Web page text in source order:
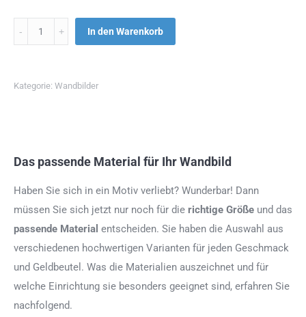
Menge In den Warenkorb
Kategorie: Wandbilder
Das passende Material für Ihr Wandbild
Haben Sie sich in ein Motiv verliebt? Wunderbar! Dann
müssen Sie sich jetzt nur noch für die richtige Größe und das
passende Material entscheiden. Sie haben die Auswahl aus
verschiedenen hochwertigen Varianten für jeden Geschmack
und Geldbeutel. Was die Materialien auszeichnet und für
welche Einrichtung sie besonders geeignet sind, erfahren Sie
nachfolgend.